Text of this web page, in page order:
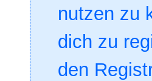
nutzen zu
dich zu
den